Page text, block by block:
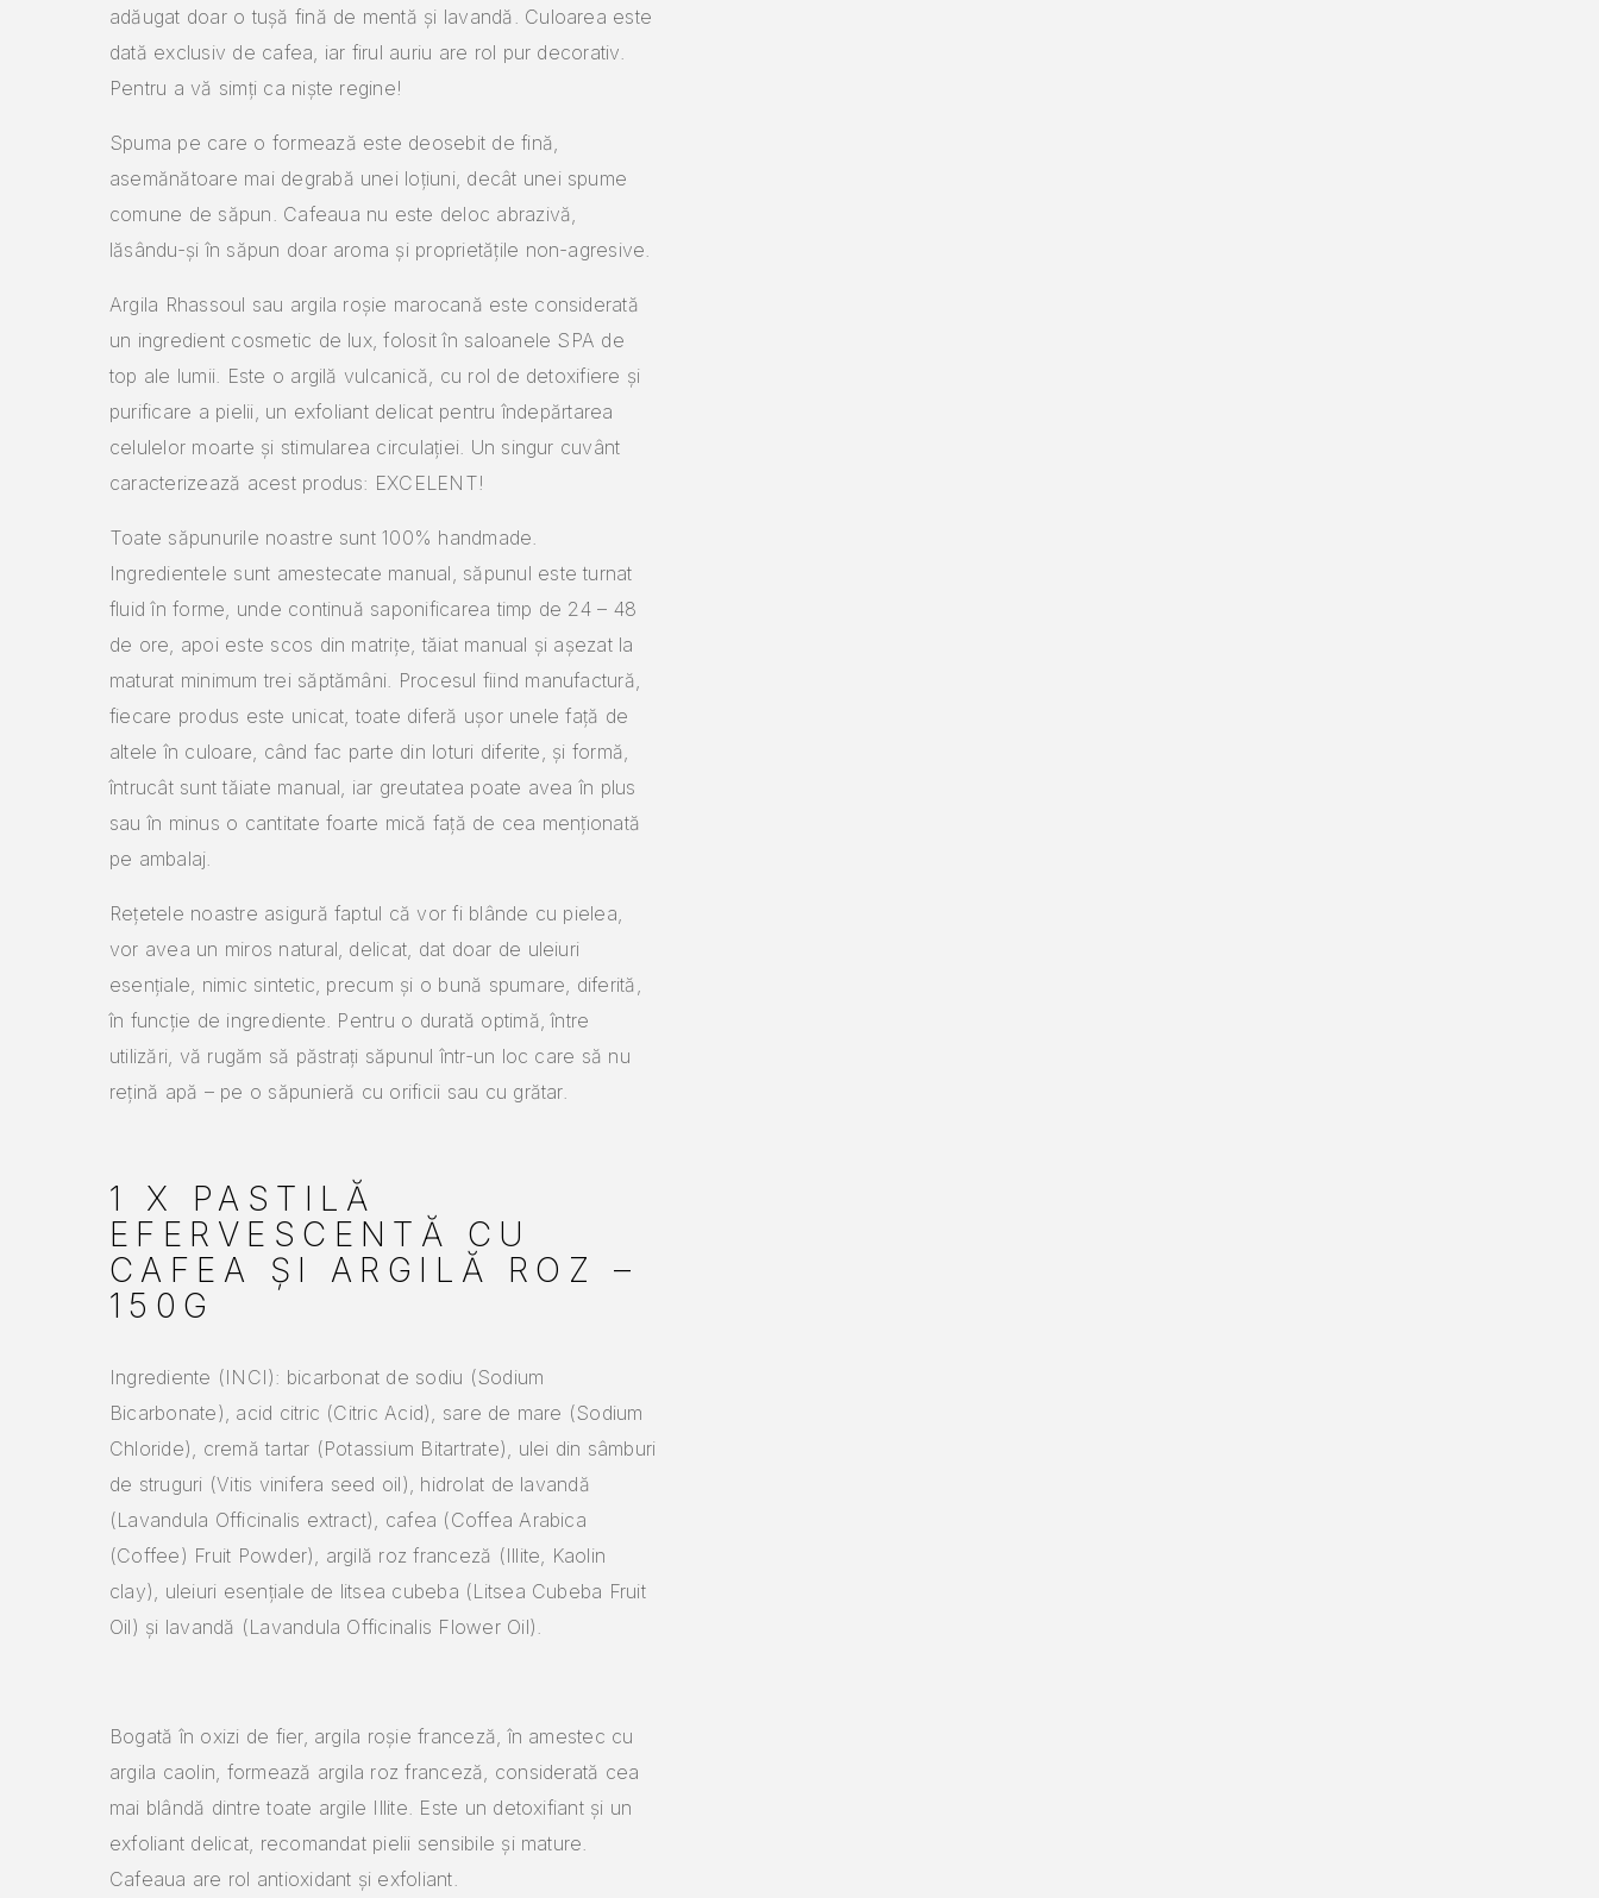
adăugat doar o tușă fină de mentă și lavandă. Culoarea este
dată exclusiv de cafea, iar firul auriu are rol pur decorativ.
Pentru a vă simți ca niște regine!
Spuma pe care o formează este deosebit de fină,
asemănătoare mai degrabă unei loțiuni, decât unei spume
comune de săpun. Cafeaua nu este deloc abrazivă,
lăsându-și în săpun doar aroma și proprietățile non-agresive.
Argila Rhassoul sau argila roșie marocană este considerată
un ingredient cosmetic de lux, folosit în saloanele SPA de
top ale lumii. Este o argilă vulcanică, cu rol de detoxifiere și
purificare a pielii, un exfoliant delicat pentru îndepărtarea
celulelor moarte și stimularea circulației. Un singur cuvânt
caracterizează acest produs: EXCELENT!
Toate săpunurile noastre sunt 100% handmade.
Ingredientele sunt amestecate manual, săpunul este turnat
fluid în forme, unde continuă saponificarea timp de 24 – 48
de ore, apoi este scos din matrițe, tăiat manual și așezat la
maturat minimum trei săptămâni. Procesul fiind manufactură,
fiecare produs este unicat, toate diferă ușor unele față de
altele în culoare, când fac parte din loturi diferite, și formă,
întrucât sunt tăiate manual, iar greutatea poate avea în plus
sau în minus o cantitate foarte mică față de cea menționată
pe ambalaj.
Rețetele noastre asigură faptul că vor fi blânde cu pielea,
vor avea un miros natural, delicat, dat doar de uleiuri
esențiale, nimic sintetic, precum și o bună spumare, diferită,
în funcție de ingrediente. Pentru o durată optimă, între
utilizări, vă rugăm să păstrați săpunul într-un loc care să nu
rețină apă – pe o săpunieră cu orificii sau cu grătar.
1 X PASTILĂ
EFERVESCENTĂ CU
CAFEA ȘI ARGILĂ ROZ –
150G
Ingrediente (INCI): bicarbonat de sodiu (Sodium
Bicarbonate), acid citric (Citric Acid), sare de mare (Sodium
Chloride), cremă tartar (Potassium Bitartrate), ulei din sâmburi
de struguri (Vitis vinifera seed oil), hidrolat de lavandă
(Lavandula Officinalis extract), cafea (Coffea Arabica
(Coffee) Fruit Powder), argilă roz franceză (Illite, Kaolin
clay), uleiuri esențiale de litsea cubeba (Litsea Cubeba Fruit
Oil) și lavandă (Lavandula Officinalis Flower Oil).
Bogată în oxizi de fier, argila roșie franceză, în amestec cu
argila caolin, formează argila roz franceză, considerată cea
mai blândă dintre toate argile Illite. Este un detoxifiant și un
exfoliant delicat, recomandat pielii sensibile și mature.
Cafeaua are rol antioxidant și exfoliant.